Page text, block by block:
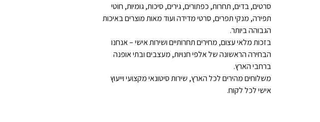
סרטים, בדים, תחרות, כפתורים, גירים, סיכות, גומיות, חוטי
תפירה, מנקי תפרים, סרטי מדידה ועוד מאות מוצרים באיכות
הגבוהה ביותר.
בזכות מלאי עצום, מחירים תחרותיים ושירות אישי – אנחנו
הבחירה הראשונה של אלפי חנויות, מעצבים ובתי אופנה
ברחבי הארץ.
משלוחים מהירים לכל הארץ, שירות סיטונאי מקצועי וייעוץ
אישי לכל לקוח.